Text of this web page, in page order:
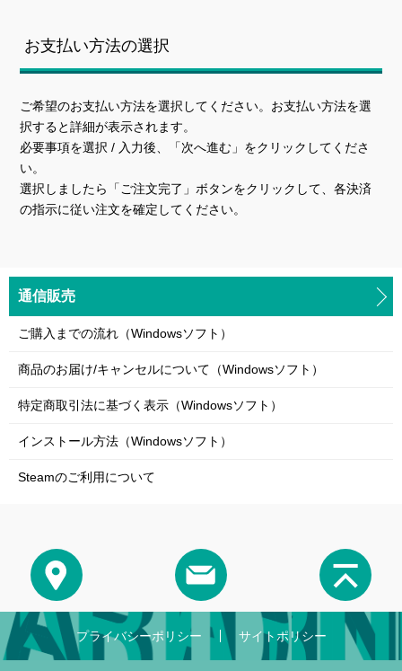
お支払い方法の選択
ご希望のお支払い方法を選択してください。お支払い方法を選
択すると詳細が表示されます。
必要事項を選択 / 入力後、「次へ進む」をクリックしてくださ
い。
選択しましたら「ご注文完了」ボタンをクリックして、各決済
の指示に従い注文を確定してください。
通信販売
ご購入までの流れ（Windowsソフト）
商品のお届け/キャンセルについて（Windowsソフト）
特定商取引法に基づく表示（Windowsソフト）
インストール方法（Windowsソフト）
Steamのご利用について
プライバシーポリシー サイトポリシー